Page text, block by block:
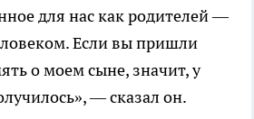
для нас как родителей —
Если вы пришли
о моем сыне, значит, у
— сказал он.